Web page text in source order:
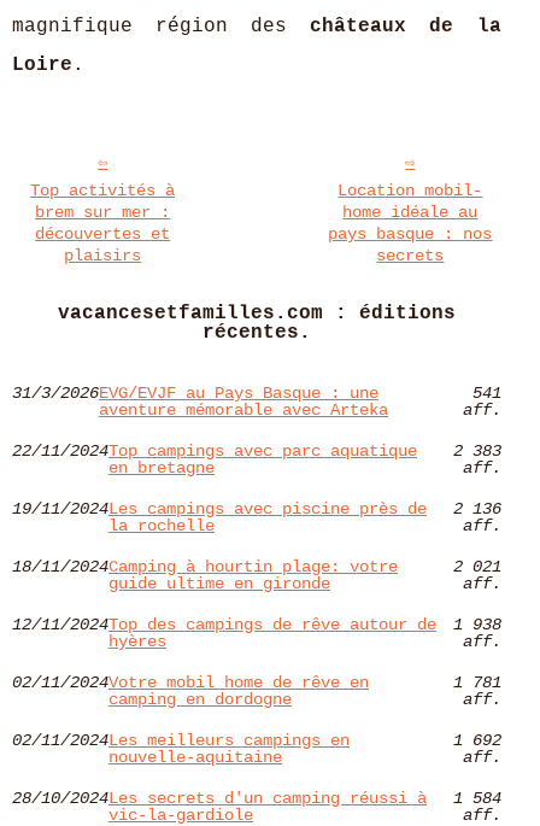
magnifique région deschâteaux de la
Loire .
Top activités à
brem sur mer :
découvertes et
plaisirs
Location mobil-
home idéale au
pays basque : nos
secrets
vacancesetfamilles.com : éditions
récentes.
31/3/2026EVG/EVJF au Pays Basque : une
aventure mémorable avec Arteka
541
aff.
22/11/2024Top campings avec parc aquatique
en bretagne
2 383
aff.
19/11/2024Les campings avec piscine près de
la rochelle
2 136
aff.
18/11/2024Camping à hourtin plage: votre
guide ultime en gironde
2 021
aff.
12/11/2024Top des campings de rêve autour de
hyères​
1 938
aff.
02/11/2024Votre mobil home de rêve en
camping en dordogne
1 781
aff.
02/11/2024Les meilleurs campings en
nouvelle-aquitaine
1 692
aff.
28/10/2024Les secrets d'un camping réussi à
vic-la-gardiole
1 584
aff.